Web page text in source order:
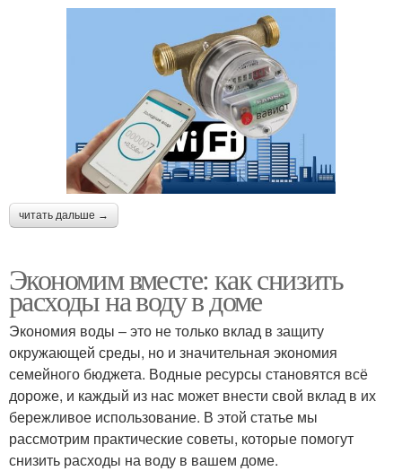
читать дальше →
Экономим вместе: как снизить
расходы на воду в доме
Экономия воды – это не только вклад в защиту
окружающей среды, но и значительная экономия
семейного бюджета. Водные ресурсы становятся всё
дороже, и каждый из нас может внести свой вклад в их
бережливое использование. В этой статье мы
рассмотрим практические советы, которые помогут
снизить расходы на воду в вашем доме.